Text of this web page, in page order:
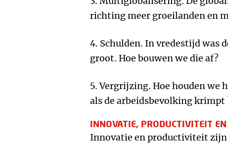
richting meer groeilanden en
4. Schulden. In vredestijd was
groot. Hoe bouwen we die af?
5. Vergrijzing. Hoe houden we
als de arbeidsbevolking krimpt
INNOVATIE, PRODUCTIVITEIT
Innovatie en productiviteit